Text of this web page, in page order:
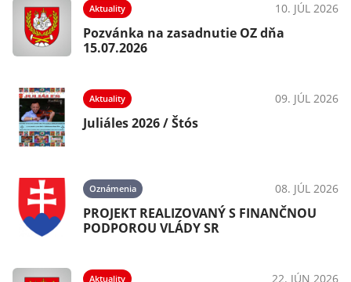
Aktuality 10. JÚL 2026
Pozvánka na zasadnutie OZ dňa
15.07.2026
Aktuality 09. JÚL 2026
Juliáles 2026 / Štós
Oznámenia 08. JÚL 2026
PROJEKT REALIZOVANÝ S FINANČNOU
PODPOROU VLÁDY SR
Aktuality 22. JÚN 2026